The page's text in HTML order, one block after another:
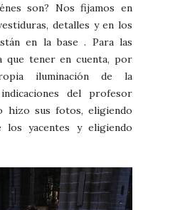
son? Nos fijamos en
detalles y en los
en la base . Para las
que tener en cuenta, por
iluminación de la
del profesor
hizo sus fotos, eligiendo
los yacentes y eligiendo